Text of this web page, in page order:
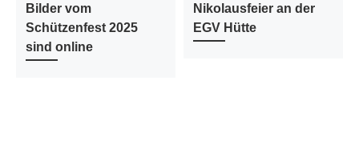
Bilder vom
Schützenfest 2025
sind online
Nikolausfeier an der
EGV Hütte